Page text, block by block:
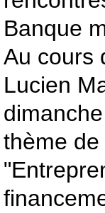
Banque
Au cours
Lucien
thème